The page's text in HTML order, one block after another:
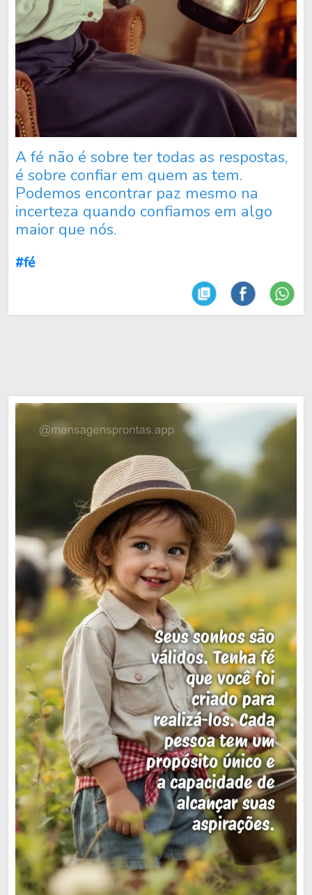
A fé não é sobre ter todas as respostas,
é sobre confiar em quem as tem.
Podemos encontrar paz mesmo na
incerteza quando confiamos em algo
maior que nós.
#fé